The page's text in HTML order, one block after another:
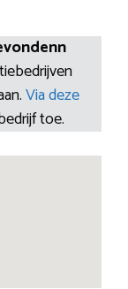
Via deze
toe.